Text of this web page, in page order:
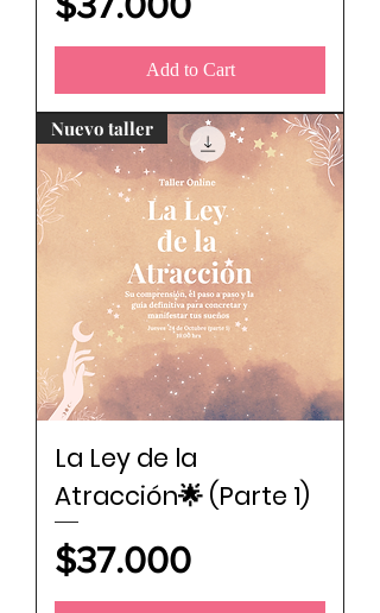
Add to Cart
Nuevo taller
La Ley de la
Atracción🌟 (Parte 1)
Price
$37.000